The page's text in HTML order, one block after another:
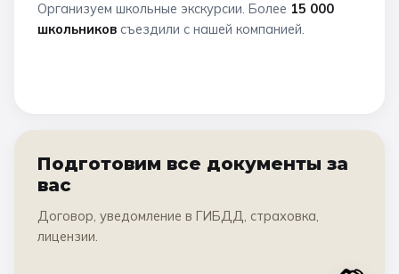
Организуем школьные экскурсии. Более 15 000
школьников съездили с нашей компанией.
Подготовим все документы за
вас
Договор, уведомление в ГИБДД, страховка,
лицензии.